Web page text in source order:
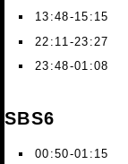
13:48-15:15
22:11-23:27
23:48-01:08
SBS6
00:50-01:15